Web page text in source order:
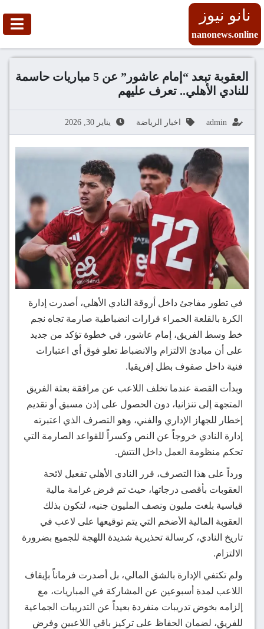
نانو نيوز
nanonews.online
العقوبة تبعد “إمام عاشور” عن 5 مباريات حاسمة
للنادي الأهلي.. تعرف عليهم
admin اخبار الرياضة يناير 30, 2026
في تطور مفاجئ داخل أروقة النادي الأهلي، أصدرت إدارة
الكرة بالقلعة الحمراء قرارات انضباطية صارمة تجاه نجم
خط وسط الفريق، إمام عاشور، في خطوة تؤكد من جديد
على أن مبادئ الالتزام والانضباط تعلو فوق أي اعتبارات
فنية داخل صفوف بطل إفريقيا.
وبدأت القصة عندما تخلف اللاعب عن مرافقة بعثة الفريق
المتجهة إلى تنزانيا، دون الحصول على إذن مسبق أو تقديم
إخطار للجهاز الإداري والفني، وهو التصرف الذي اعتبرته
إدارة النادي خروجاً عن النص وكسراً للقواعد الصارمة التي
تحكم منظومة العمل داخل التتش.
ورداً على هذا التصرف، قرر النادي الأهلي تفعيل لائحة
العقوبات بأقصى درجاتها، حيث تم فرض غرامة مالية
قياسية بلغت مليون ونصف المليون جنيه، لتكون بذلك
العقوبة المالية الأضخم التي يتم توقيعها على لاعب في
تاريخ النادي، كرسالة تحذيرية شديدة اللهجة للجميع بضرورة
الالتزام.
ولم تكتفي الإدارة بالشق المالي، بل أصدرت فرماناً بإيقاف
اللاعب لمدة أسبوعين عن المشاركة في المباريات، مع
إلزامه بخوض تدريبات منفردة بعيداً عن التدريبات الجماعية
للفريق، لضمان الحفاظ على تركيز باقي اللاعبين وفرض